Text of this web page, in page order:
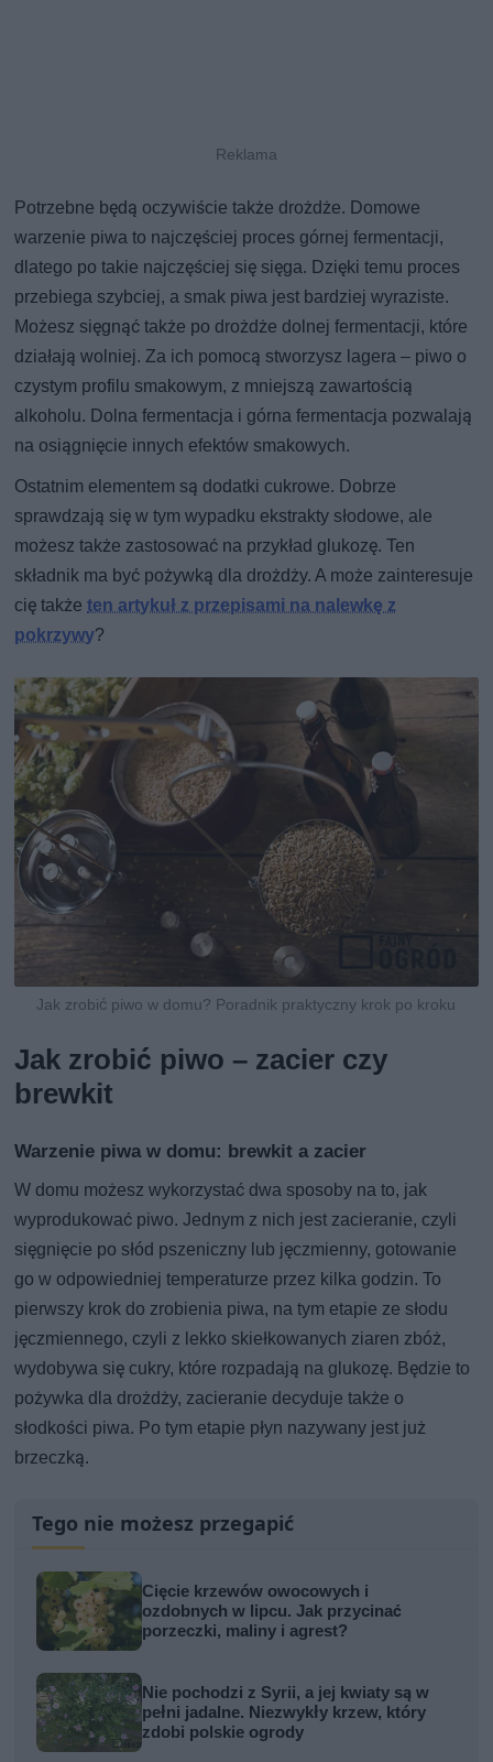
Potrzebne będą oczywiście także drożdże. Domowe
warzenie piwa to najczęściej proces górnej fermentacji,
dlatego po takie najczęściej się sięga. Dzięki temu proces
przebiega szybciej, a smak piwa jest bardziej wyraziste.
Możesz sięgnąć także po drożdże dolnej fermentacji, które
działają wolniej. Za ich pomocą stworzysz lagera – piwo o
czystym profilu smakowym, z mniejszą zawartością
alkoholu. Dolna fermentacja i górna fermentacja pozwalają
na osiągnięcie innych efektów smakowych.
Ostatnim elementem są dodatki cukrowe. Dobrze
sprawdzają się w tym wypadku ekstrakty słodowe, ale
możesz także zastosować na przykład glukozę. Ten
składnik ma być pożywką dla drożdży. A może zainteresuje
cię takżeten artykuł z przepisami na nalewkę z
pokrzywy?
Jak zrobić piwo w domu? Poradnik praktyczny krok po kroku
Jak zrobić piwo – zacier czy
brewkit
Warzenie piwa w domu: brewkit a zacier
W domu możesz wykorzystać dwa sposoby na to, jak
wyprodukować piwo. Jednym z nich jest zacieranie, czyli
sięgnięcie po słód pszeniczny lub jęczmienny, gotowanie
go w odpowiedniej temperaturze przez kilka godzin. To
pierwszy krok do zrobienia piwa, na tym etapie ze słodu
jęczmiennego, czyli z lekko skiełkowanych ziaren zbóż,
wydobywa się cukry, które rozpadają na glukozę. Będzie to
pożywka dla drożdży, zacieranie decyduje także o
słodkości piwa. Po tym etapie płyn nazywany jest już
brzeczką.
Tego nie możesz przegapić
Cięcie krzewów owocowych i
ozdobnych w lipcu. Jak przycinać
porzeczki, maliny i agrest?
Nie pochodzi z Syrii, a jej kwiaty są w
pełni jadalne. Niezwykły krzew, który
zdobi polskie ogrody